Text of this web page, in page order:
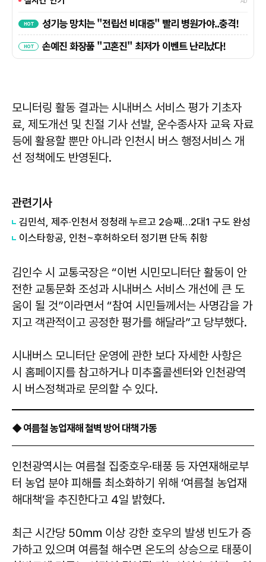
모니터링 활동 결과는 시내버스 서비스 평가 기초자
료, 제도개선 및 친절 기사 선발, 운수종사자 교육 자료
등에 활용할 뿐만 아니라 인천시 버스 행정서비스 개
선 정책에도 반영된다.
관련기사
김민석, 제주·인천서 정청래 누르고 2승째…2대1 구도 완성
이스타항공, 인천~후허하오터 정기편 단독 취항
김인수 시 교통국장은 “이번 시민모니터단 활동이 안
전한 교통문화 조성과 시내버스 서비스 개선에 큰 도
움이 될 것”이라면서 “참여 시민들께서는 사명감을 가
지고 객관적이고 공정한 평가를 해달라”고 당부했다.
시내버스 모니터단 운영에 관한 보다 자세한 사항은
시 홈페이지를 참고하거나 미추홀콜센터와 인천광역
시 버스정책과로 문의할 수 있다.
◆ 여름철 농업재해 철벽 방어 대책 가동
인천광역시는 여름철 집중호우·태풍 등 자연재해로부
터 농업 분야 피해를 최소화하기 위해 ‘여름철 농업재
해대책’을 추진한다고 4일 밝혔다.
최근 시간당 50㎜ 이상 강한 호우의 발생 빈도가 증
가하고 있으며 여름철 해수면 온도의 상승으로 태풍이